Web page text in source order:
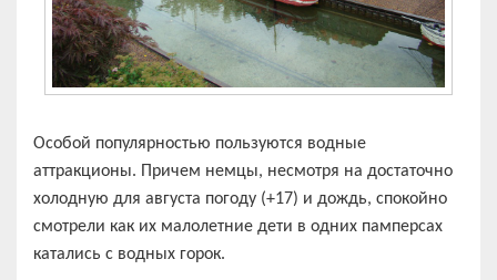
Особой популярностью пользуются водные
аттракционы. Причем немцы, несмотря на достаточно
холодную для августа погоду (+17) и дождь, спокойно
смотрели как их малолетние дети в одних памперсах
катались с водных горок.